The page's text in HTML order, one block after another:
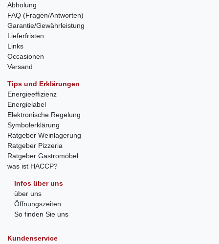
Abholung
FAQ (Fragen/Antworten)
Garantie/Gewährleistung
Lieferfristen
Links
Occasionen
Versand
Tips und Erklärungen
Energieeffizienz
Energielabel
Elektronische Regelung
Symbolerklärung
Ratgeber Weinlagerung
Ratgeber Pizzeria
Ratgeber Gastromöbel
was ist HACCP?
Infos über uns
über uns
Öffnungszeiten
So finden Sie uns
Kundenservice